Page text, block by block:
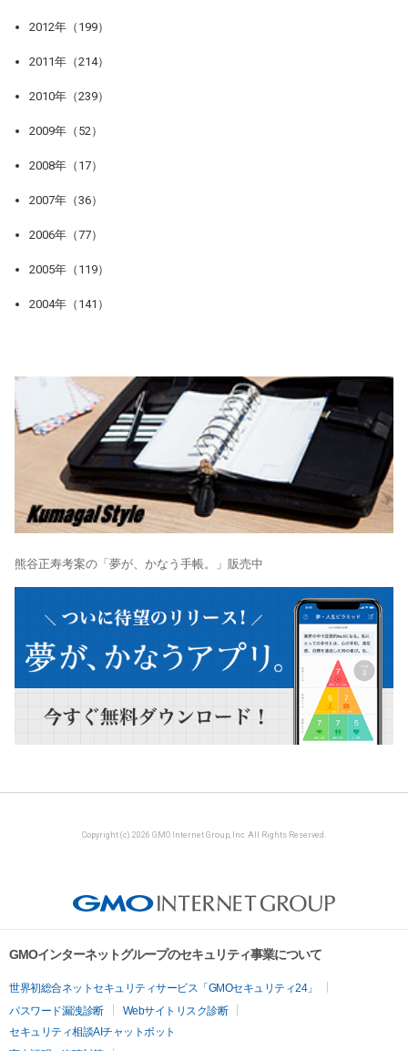
2012年（199）
2011年（214）
2010年（239）
2009年（52）
2008年（17）
2007年（36）
2006年（77）
2005年（119）
2004年（141）
熊谷正寿考案の「夢が、かなう手帳。」販売中
Copyright (c) 2026 GMO Internet Group, Inc. All Rights Reserved.
GMOインターネットグループのセキュリティ事業について
世界初総合ネットセキュリティサービス「GMOセキュリティ24」
パスワード漏洩診断
Webサイトリスク診断
セキュリティ相談AIチャットボット